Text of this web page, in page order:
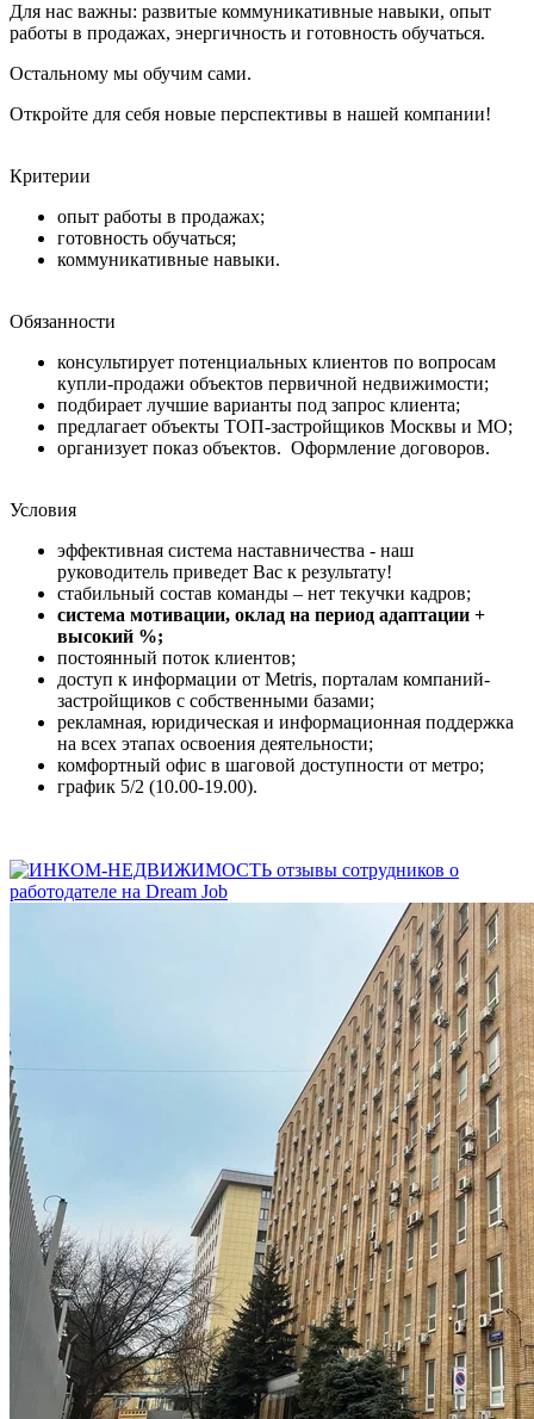
Для нас важны: развитые коммуникативные навыки, опыт
работы в продажах, энергичность и готовность обучаться.
Остальному мы обучим сами.
Откройте для себя новые перспективы в нашей компании!
Критерии
опыт работы в продажах;
готовность обучаться;
коммуникативные навыки.
Обязанности
консультирует потенциальных клиентов по вопросам
купли-продажи объектов первичной недвижимости;
подбирает лучшие варианты под запрос клиента;
предлагает объекты ТОП-застройщиков Москвы и МО;
организует показ объектов. Оформление договоров.
Условия
эффективная система наставничества - наш
руководитель приведет Вас к результату!
стабильный состав команды – нет текучки кадров;
система мотивации, оклад на период адаптации +
высокий %;
постоянный поток клиентов;
доступ к информации от Metris, порталам компаний-
застройщиков с собственными базами;
рекламная, юридическая и информационная поддержка
на всех этапах освоения деятельности;
комфортный офис в шаговой доступности от метро;
график 5/2 (10.00-19.00).